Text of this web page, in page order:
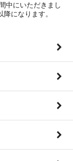
中にいただきまし
になります。